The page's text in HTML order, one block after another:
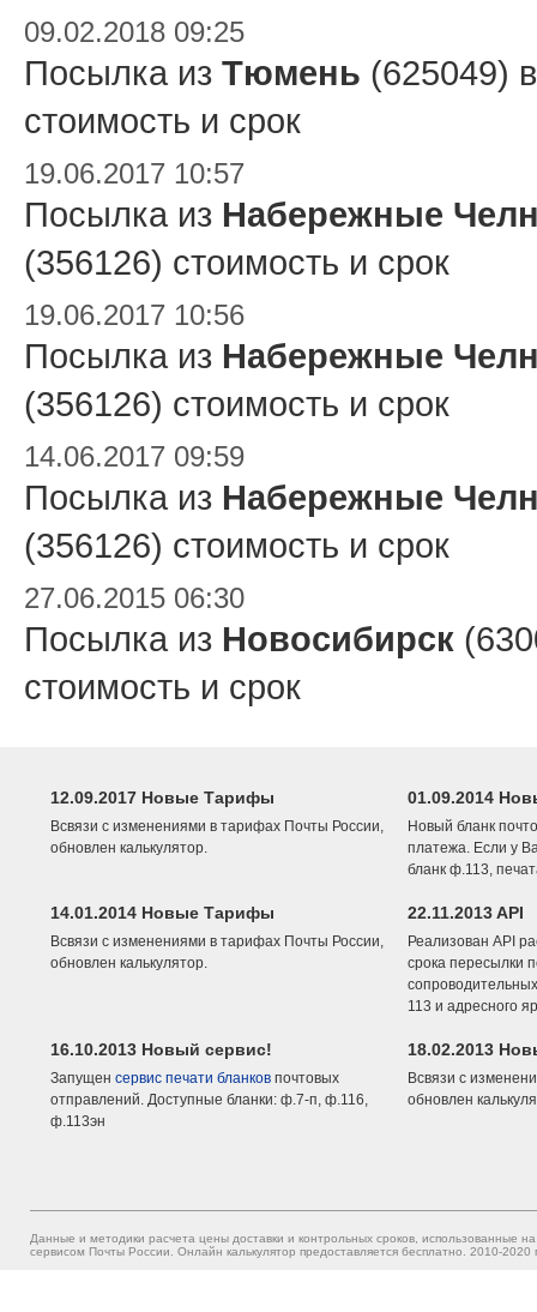
09.02.2018 09:25
Посылка из Тюмень (625049)
стоимость и срок
19.06.2017 10:57
Посылка из Набережные
(356126) стоимость и срок
19.06.2017 10:56
Посылка из Набережные
(356126) стоимость и срок
14.06.2017 09:59
Посылка из Набережные
(356126) стоимость и срок
27.06.2015 06:30
Посылка из Новосибирск
стоимость и срок
12.09.2017 Новые Тарифы
Всвязи с изменениями в тарифах Почты России,
обновлен калькулятор.
01.09.2014
Новый бланк
платежа. Если у
бланк ф.113,
14.01.2014 Новые Тарифы
Всвязи с изменениями в тарифах Почты России,
обновлен калькулятор.
22.11.2013 API
Реализован API
срока пересылки
113 и адресного
16.10.2013 Новый сервис!
Запущен сервис печати бланков почтовых
отправлений. Доступные бланки: ф.7-п, ф.116,
ф.113эн
18.02.2013
Всвязи с
обновлен
Данные и методики расчета цены доставки и контрольных сроков, использованные
сервисом Почты России. Онлайн калькулятор предоставляется бесплатно. 2010-2020